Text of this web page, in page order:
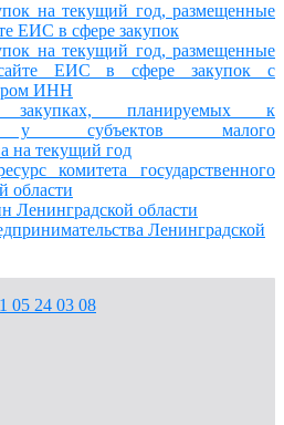
на текущий год, размещенные
ЕИС в сфере закупок
на текущий год, размещенные
ЕИС в сфере закупок с
ИНН
планируемых к
у субъектов малого
на текущий год
комитета государственного
области
Ленинградской области
Ленинградской